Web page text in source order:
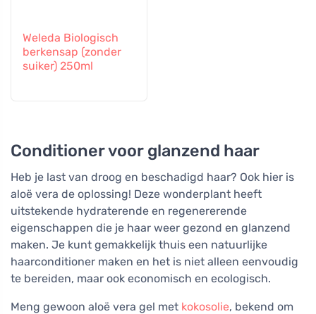
Weleda Biologisch
berkensap (zonder
suiker) 250ml
Conditioner voor glanzend haar
Heb je last van droog en beschadigd haar? Ook hier is
aloë vera de oplossing! Deze wonderplant heeft
uitstekende hydraterende en regenererende
eigenschappen die je haar weer gezond en glanzend
maken. Je kunt gemakkelijk thuis een natuurlijke
haarconditioner maken en het is niet alleen eenvoudig
te bereiden, maar ook economisch en ecologisch.
Meng gewoon aloë vera gel met kokosolie, bekend om